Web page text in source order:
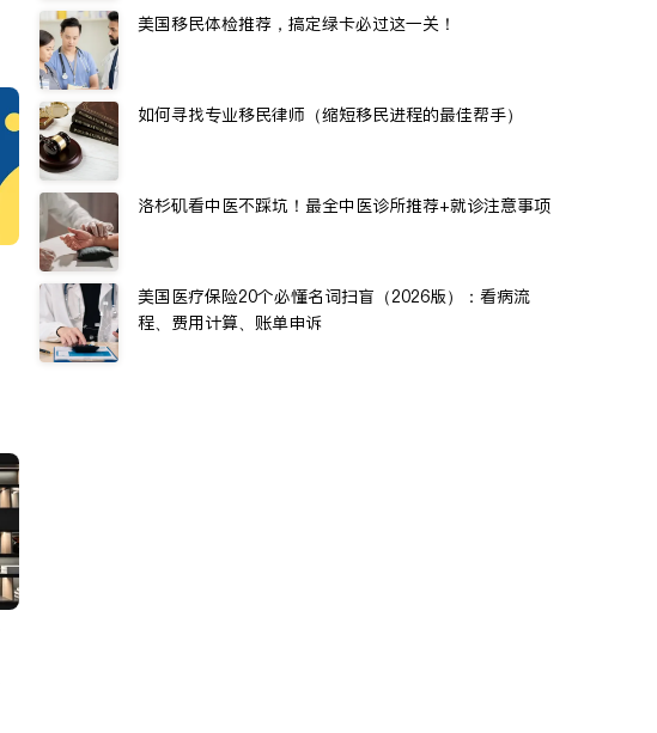
美国移民体检推荐，搞定绿卡必过这一关！
如何寻找专业移民律师（缩短移民进程的最佳帮手）
洛杉矶看中医不踩坑！最全中医诊所推荐+就诊注意事项
美国医疗保险20个必懂名词扫盲（2026版）：看病流
程、费用计算、账单申诉